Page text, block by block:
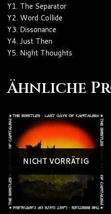
Y1. The Separator
Y2. Word Collide
Y3. Dissonance
Y4. Just Then
Y5. Night Thoughts
Ähnliche
NICHT VORRÄTIG